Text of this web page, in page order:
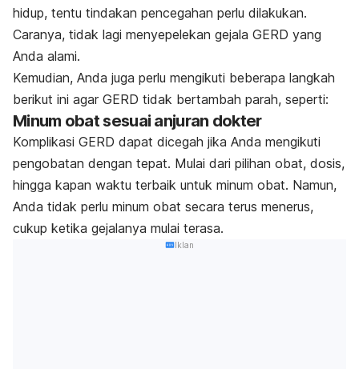
hidup, tentu tindakan pencegahan perlu dilakukan.
Caranya, tidak lagi menyepelekan gejala GERD yang
Anda alami.
Kemudian, Anda juga perlu mengikuti beberapa langkah
berikut ini agar GERD tidak bertambah parah, seperti:
Minum obat sesuai anjuran dokter
Komplikasi GERD dapat dicegah jika Anda mengikuti
pengobatan dengan tepat. Mulai dari pilihan obat, dosis,
hingga kapan waktu terbaik untuk minum obat. Namun,
Anda tidak perlu minum obat secara terus menerus,
cukup ketika gejalanya mulai terasa.
Iklan